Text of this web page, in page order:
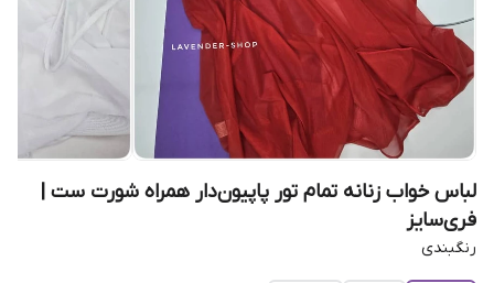
لباس خواب زنانه تمام تور پاپیون‌دار همراه شورت ست |
فری‌سایز
رنگبندی